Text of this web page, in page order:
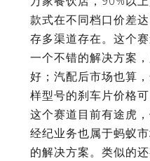
款式在不同档口价差
存多渠道存在。这个
一个不错的解决方案
好；汽配后市场也算
样型号的刹车片价格
这个赛道目前有途虎
经纪业务也属于蚂蚁
的解决方案。类似的